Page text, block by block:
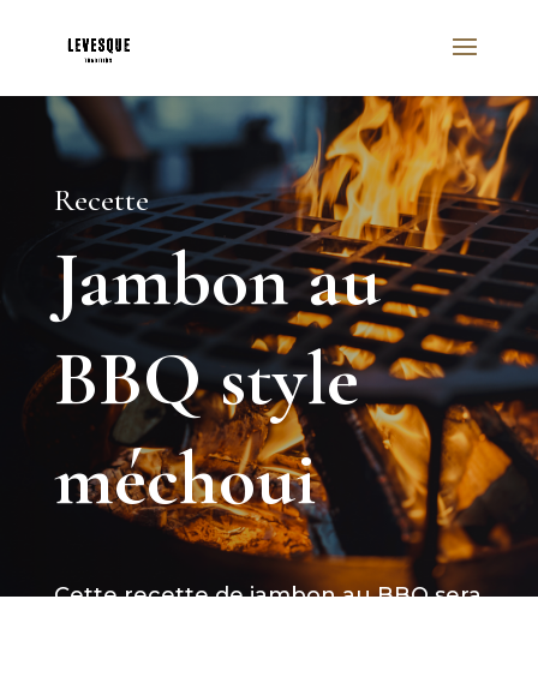
Recette
Jambon au
BBQ style
méchoui
Cette recette de jambon au BBQ sera